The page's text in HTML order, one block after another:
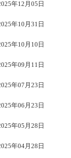
年12月05日
年10月31日
年10月10日
年09月11日
年07月23日
年06月23日
年05月28日
年04月28日